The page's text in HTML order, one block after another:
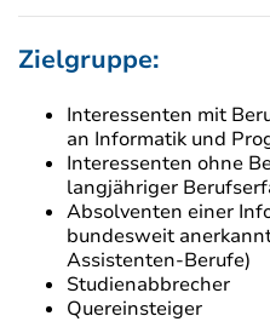
Zielgruppe:
Interessenten mit
an Informatik und
Interessenten ohne
langjähriger
Absolventen einer
bundesweit
Assistenten-Berufe)
Studienabbrecher
Quereinsteiger